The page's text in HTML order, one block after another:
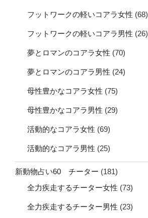
フットワークの軽いコアラ女性 (68)
フットワークの軽いコアラ男性 (26)
夢とロマンのコアラ女性 (70)
夢とロマンのコアラ男性 (24)
母性豊かなコアラ女性 (75)
母性豊かなコアラ男性 (29)
活動的なコアラ女性 (69)
活動的なコアラ男性 (25)
新動物占い60 チーター (181)
全力疾走するチーター女性 (73)
全力疾走するチーター男性 (23)